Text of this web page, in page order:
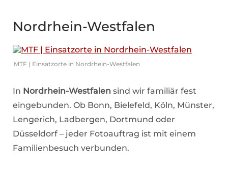
Nordrhein-Westfalen
MTF | Einsatzorte in Nordrhein-Westfalen
In Nordrhein-Westfalen sind wir familiär fest
eingebunden. Ob Bonn, Bielefeld, Köln, Münster,
Lengerich, Ladbergen, Dortmund oder
Düsseldorf – jeder Fotoauftrag ist mit einem
Familienbesuch verbunden.